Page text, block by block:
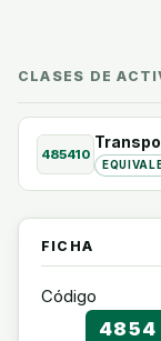
CLASES DE
485410
FICHA
Código
4854